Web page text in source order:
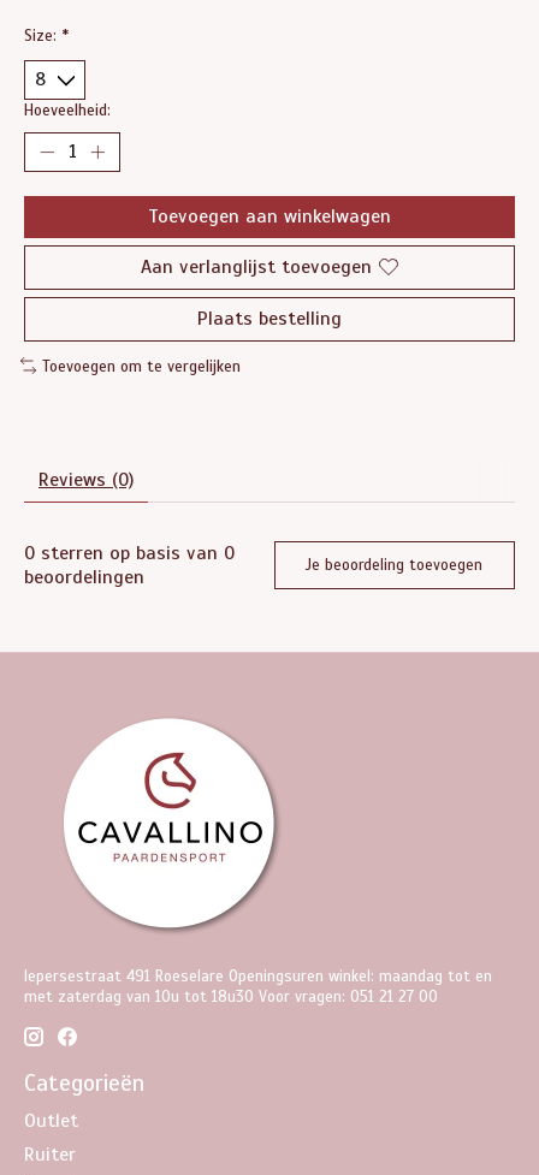
Size: *
Hoeveelheid:
Toevoegen aan winkelwagen
Aan verlanglijst toevoegen
Plaats bestelling
Toevoegen om te vergelijken
Reviews (0)
0 sterren op basis van 0
beoordelingen
Je beoordeling toevoegen
Iepersestraat 491 Roeselare Openingsuren winkel: maandag tot en
met zaterdag van 10u tot 18u30 Voor vragen: 051 21 27 00
Categorieën
Outlet
Ruiter